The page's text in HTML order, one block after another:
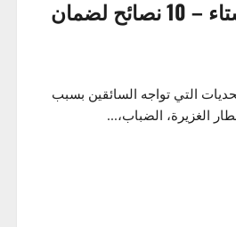
صيانة السيارة في الشتاء – 10 نصائح لضمان
التي تواجه السائقين بسبب
الضباب،...